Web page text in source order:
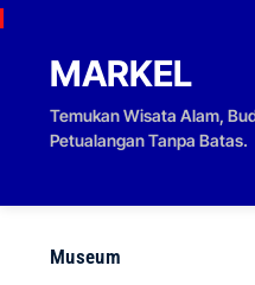
Skip to content
MARKEL
Temukan Wisata Alam,
Petualangan Tanpa Batas.
Museum